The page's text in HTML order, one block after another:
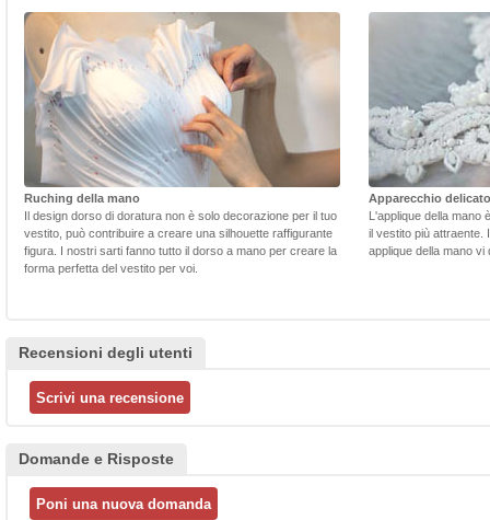
Ruching della mano
Il design dorso di doratura non è solo decorazione per il tuo
vestito, può contribuire a creare una silhouette raffigurante
figura. I nostri sarti fanno tutto il dorso a mano per creare la
forma perfetta del vestito per voi.
Apparecchio delicato
L'applique della
il vestito più attraente.
applique della mano
Recensioni degli utenti
Domande e Risposte